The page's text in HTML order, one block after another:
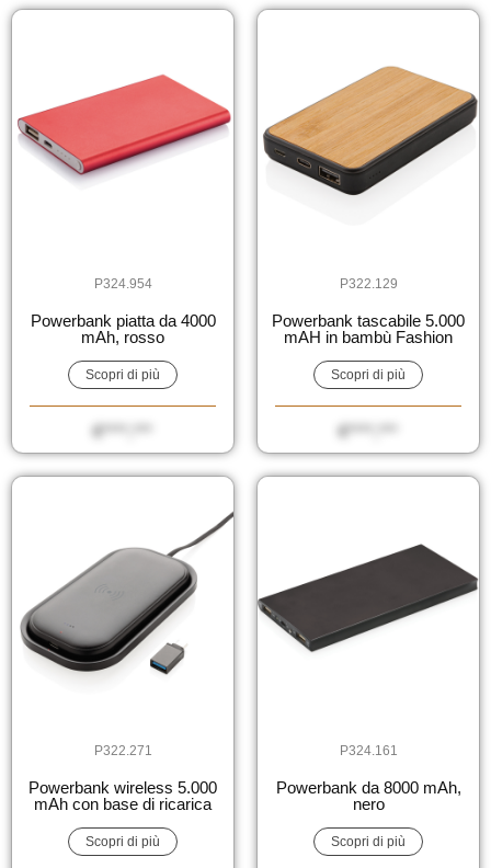
P324.954
Powerbank piatta da 4000
mAh, rosso
Scopri di più
€****,***
P322.129
Powerbank tascabile 5.000
mAH in bambù Fashion
Scopri di più
€****,***
P322.271
Powerbank wireless 5.000
mAh con base di ricarica
Scopri di più
P324.161
Powerbank da 8000 mAh,
nero
Scopri di più